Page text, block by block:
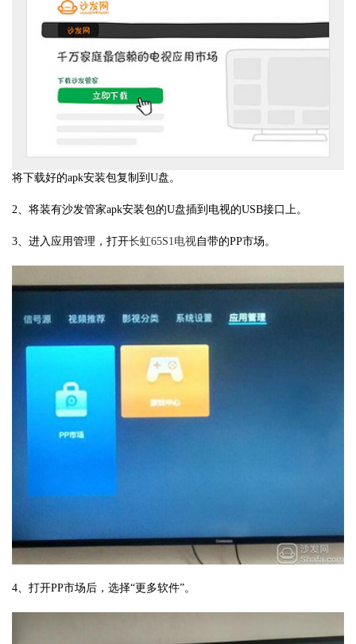
将下载好的apk安装包复制到U盘。
2、将装有沙发管家apk安装包的U盘插到电视的USB接口上。
3、进入应用管理，打开长虹65S1电视自带的PP市场。
4、打开PP市场后，选择“更多软件”。